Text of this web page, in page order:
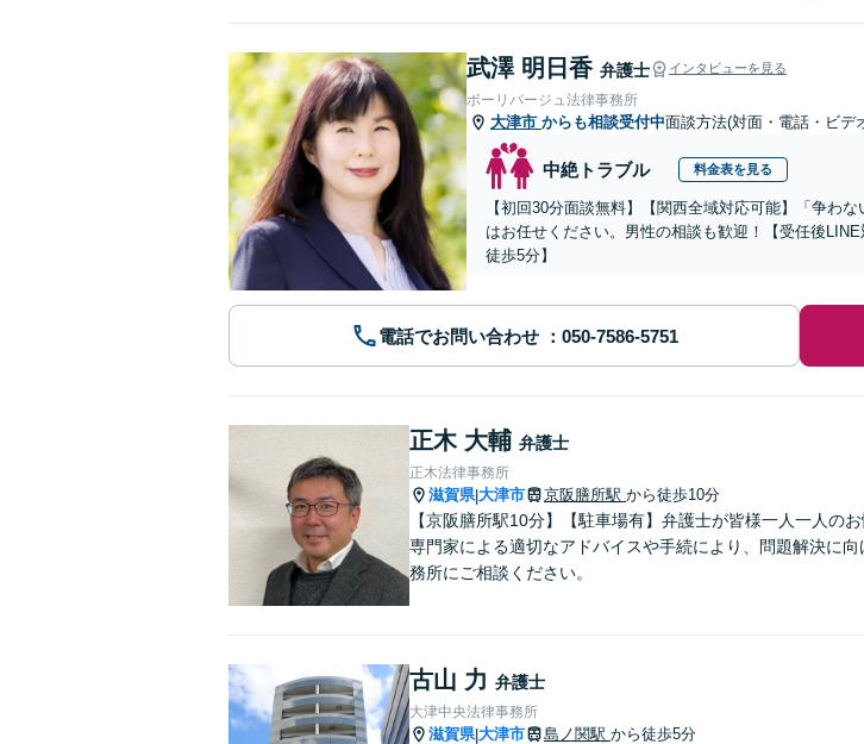
武澤 明日香 弁護士 インタビューを見る
ボーリバージュ法律事務所
大津市 からも相談受付中面談方法(対面・電話・ビデ
中絶トラブル 料金表を見る
【初回30分面談無料】【関西全域対応可能】「争わ
はお任せください。男性の相談も歓迎！【受任後
徒歩5分】
電話でお問い合わせ
正木 大輔 弁護士
正木法律事務所
滋賀県|大津市 京阪膳所駅 から徒歩10分
【京阪膳所駅10分】【駐車場有】弁護士が皆様一人一人の
専門家による適切なアドバイスや手続により、問題解決に
務所にご相談ください。
古山 力 弁護士
大津中央法律事務所
滋賀県|大津市 島ノ関駅 から徒歩5分